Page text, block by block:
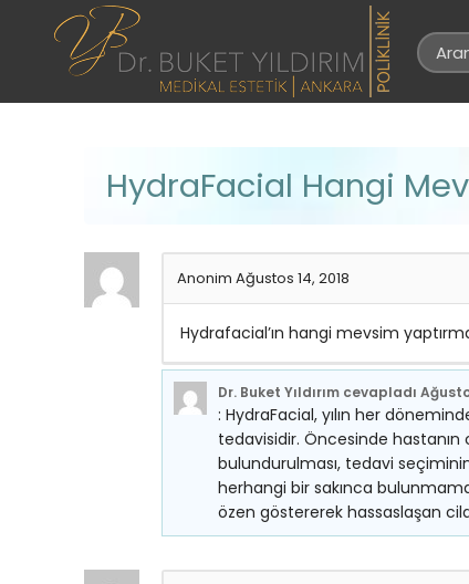
HydraFacial Hangi
Anonim Ağustos 14, 2018
Hydrafacial’ın hangi mevsim
Dr. Buket Yıldırım cevapladı
: HydraFacial, yılın her
tedavisidir. Öncesinde
bulundurulması, tedavi
herhangi bir sakınca
özen göstererek hassaslaşan